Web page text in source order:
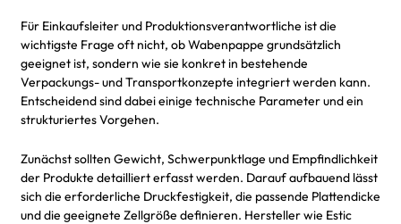
Für Einkaufsleiter und Produktionsverantwortliche ist die
wichtigste Frage oft nicht, ob Wabenpappe grundsätzlich
geeignet ist, sondern wie sie konkret in bestehende
Verpackungs- und Transportkonzepte integriert werden kann.
Entscheidend sind dabei einige technische Parameter und ein
strukturiertes Vorgehen.
Zunächst sollten Gewicht, Schwerpunktlage und Empfindlichkeit
der Produkte detailliert erfasst werden. Darauf aufbauend lässt
sich die erforderliche Druckfestigkeit, die passende Plattendicke
und die geeignete Zellgröße definieren. Hersteller wie Estic